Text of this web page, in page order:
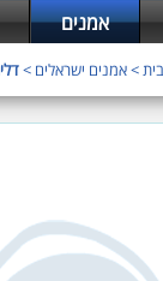
אמנים
>אמנים ישראלים >